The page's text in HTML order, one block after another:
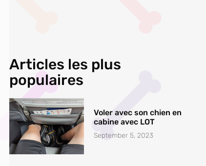
Articles les plus
populaires
Voler avec son chien en
cabine avec LOT
September 5, 2023